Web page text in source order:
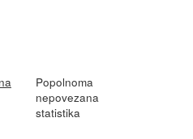
Popolnoma
nepovezana
statistika